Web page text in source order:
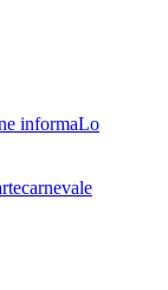
informaLo
carnevale